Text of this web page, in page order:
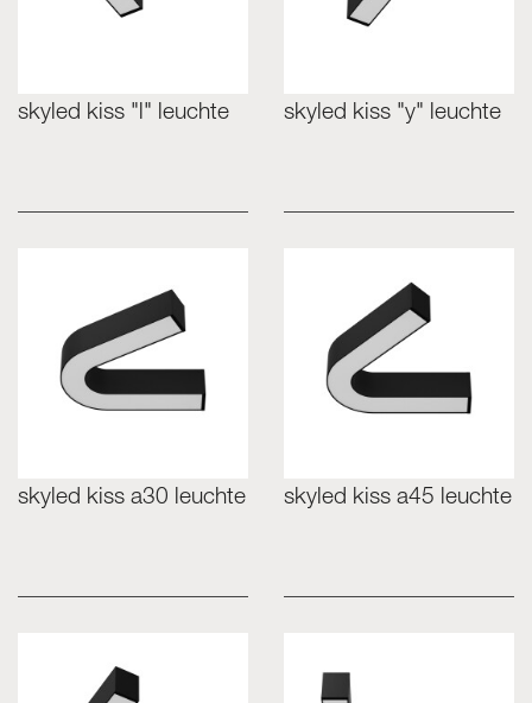
skyled kiss "l" leuchte skyled kiss "y" leuchte
skyled kiss a30 leuchte skyled kiss a45 leuchte